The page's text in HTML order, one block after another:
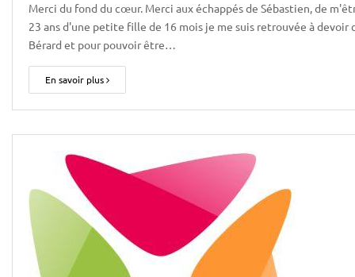
Merci du fond du cœur. Merci aux échappés de Sébastien, de
23 ans d'une petite fille de 16 mois je me suis retrouvée à devoir
Bérard et pour pouvoir être…
En savoir plus